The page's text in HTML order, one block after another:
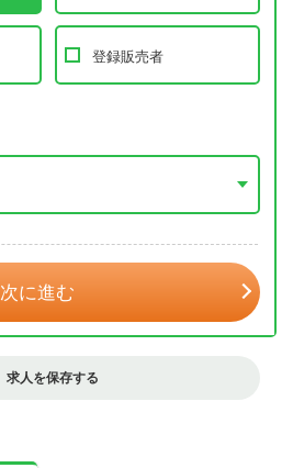
登録販売者
次に進む
求人を保存する